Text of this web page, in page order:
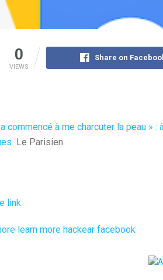
0
VIEWS
Share on
commencé à me charcuter la peau »
Le Parisien
link
learn more hackear facebook